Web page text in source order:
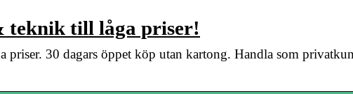
teknik till låga priser!
30 dagars öppet köp utan kartong. Handla som